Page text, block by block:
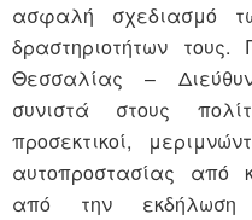
ασφαλή σχεδιασμό
δραστηριοτήτων
Θεσσαλίας –
συνιστά στους
προσεκτικοί,
αυτοπροστασίας από
από την εκδήλωση